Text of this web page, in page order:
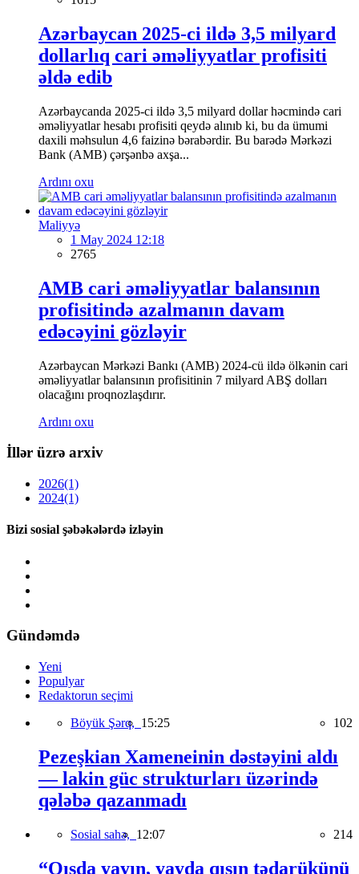
Azərbaycan 2025-ci ildə 3,5 milyard
dollarlıq cari əməliyyatlar profisiti
əldə edib
Azərbaycanda 2025-ci ildə 3,5 milyard dollar həcmində cari
əməliyyatlar hesabı profisiti qeydə alınıb ki, bu da ümumi
daxili məhsulun 4,6 faizinə bərabərdir. Bu barədə Mərkəzi
Bank (AMB) çərşənbə axşa...
Ardını oxu
Maliyyə
1 May 2024 12:18
2765
AMB cari əməliyyatlar balansının
profisitində azalmanın davam
edəcəyini gözləyir
Azərbaycan Mərkəzi Bankı (AMB) 2024-cü ildə ölkənin cari
əməliyyatlar balansının profisitinin 7 milyard ABŞ dolları
olacağını proqnozlaşdırır.
Ardını oxu
İllər üzrə arxiv
2026(1)
2024(1)
Bizi sosial şəbəkələrdə izləyin
Gündəmdə
Yeni
Populyar
Redaktorun seçimi
Böyük Şərq, 15:25 102
Pezeşkian Xameneinin dəstəyini aldı
— lakin güc strukturları üzərində
qələbə qazanmadı
Sosial sahə, 12:07 214
“Qışda yayın, yayda qışın tədarükünü